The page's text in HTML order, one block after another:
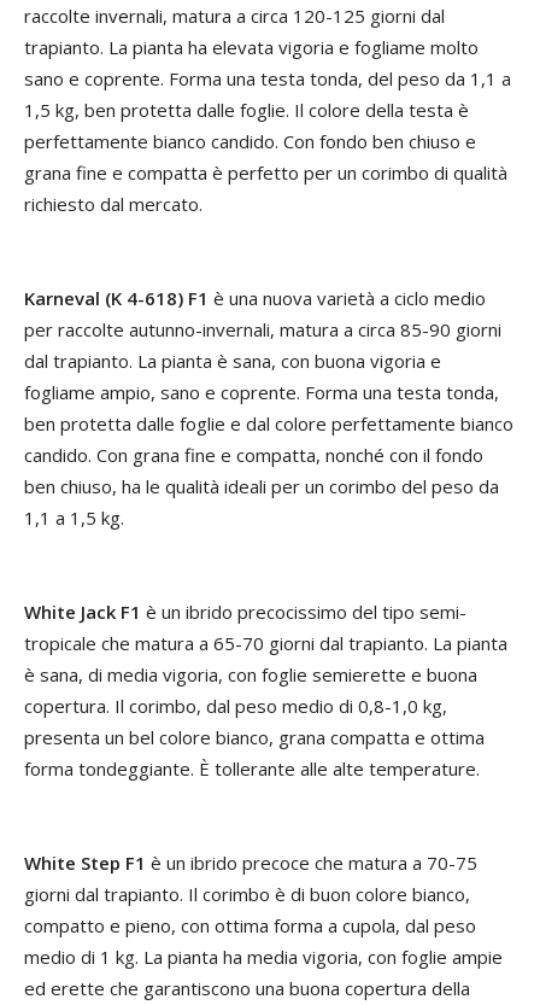
raccolte invernali, matura a circa 120-125 giorni dal
trapianto. La pianta ha elevata vigoria e fogliame molto
sano e coprente. Forma una testa tonda, del peso da 1,1 a
1,5 kg, ben protetta dalle foglie. Il colore della testa è
perfettamente bianco candido. Con fondo ben chiuso e
grana fine e compatta è perfetto per un corimbo di qualità
richiesto dal mercato.
Karneval (K 4-618) F1 è una nuova varietà a ciclo medio
per raccolte autunno-invernali, matura a circa 85-90 giorni
dal trapianto. La pianta è sana, con buona vigoria e
fogliame ampio, sano e coprente. Forma una testa tonda,
ben protetta dalle foglie e dal colore perfettamente bianco
candido. Con grana fine e compatta, nonché con il fondo
ben chiuso, ha le qualità ideali per un corimbo del peso da
1,1 a 1,5 kg.
White Jack F1 è un ibrido precocissimo del tipo semi-
tropicale che matura a 65-70 giorni dal trapianto. La pianta
è sana, di media vigoria, con foglie semierette e buona
copertura. Il corimbo, dal peso medio di 0,8-1,0 kg,
presenta un bel colore bianco, grana compatta e ottima
forma tondeggiante. È tollerante alle alte temperature.
White Step F1 è un ibrido precoce che matura a 70-75
giorni dal trapianto. Il corimbo è di buon colore bianco,
compatto e pieno, con ottima forma a cupola, dal peso
medio di 1 kg. La pianta ha media vigoria, con foglie ampie
ed erette che garantiscono una buona copertura della